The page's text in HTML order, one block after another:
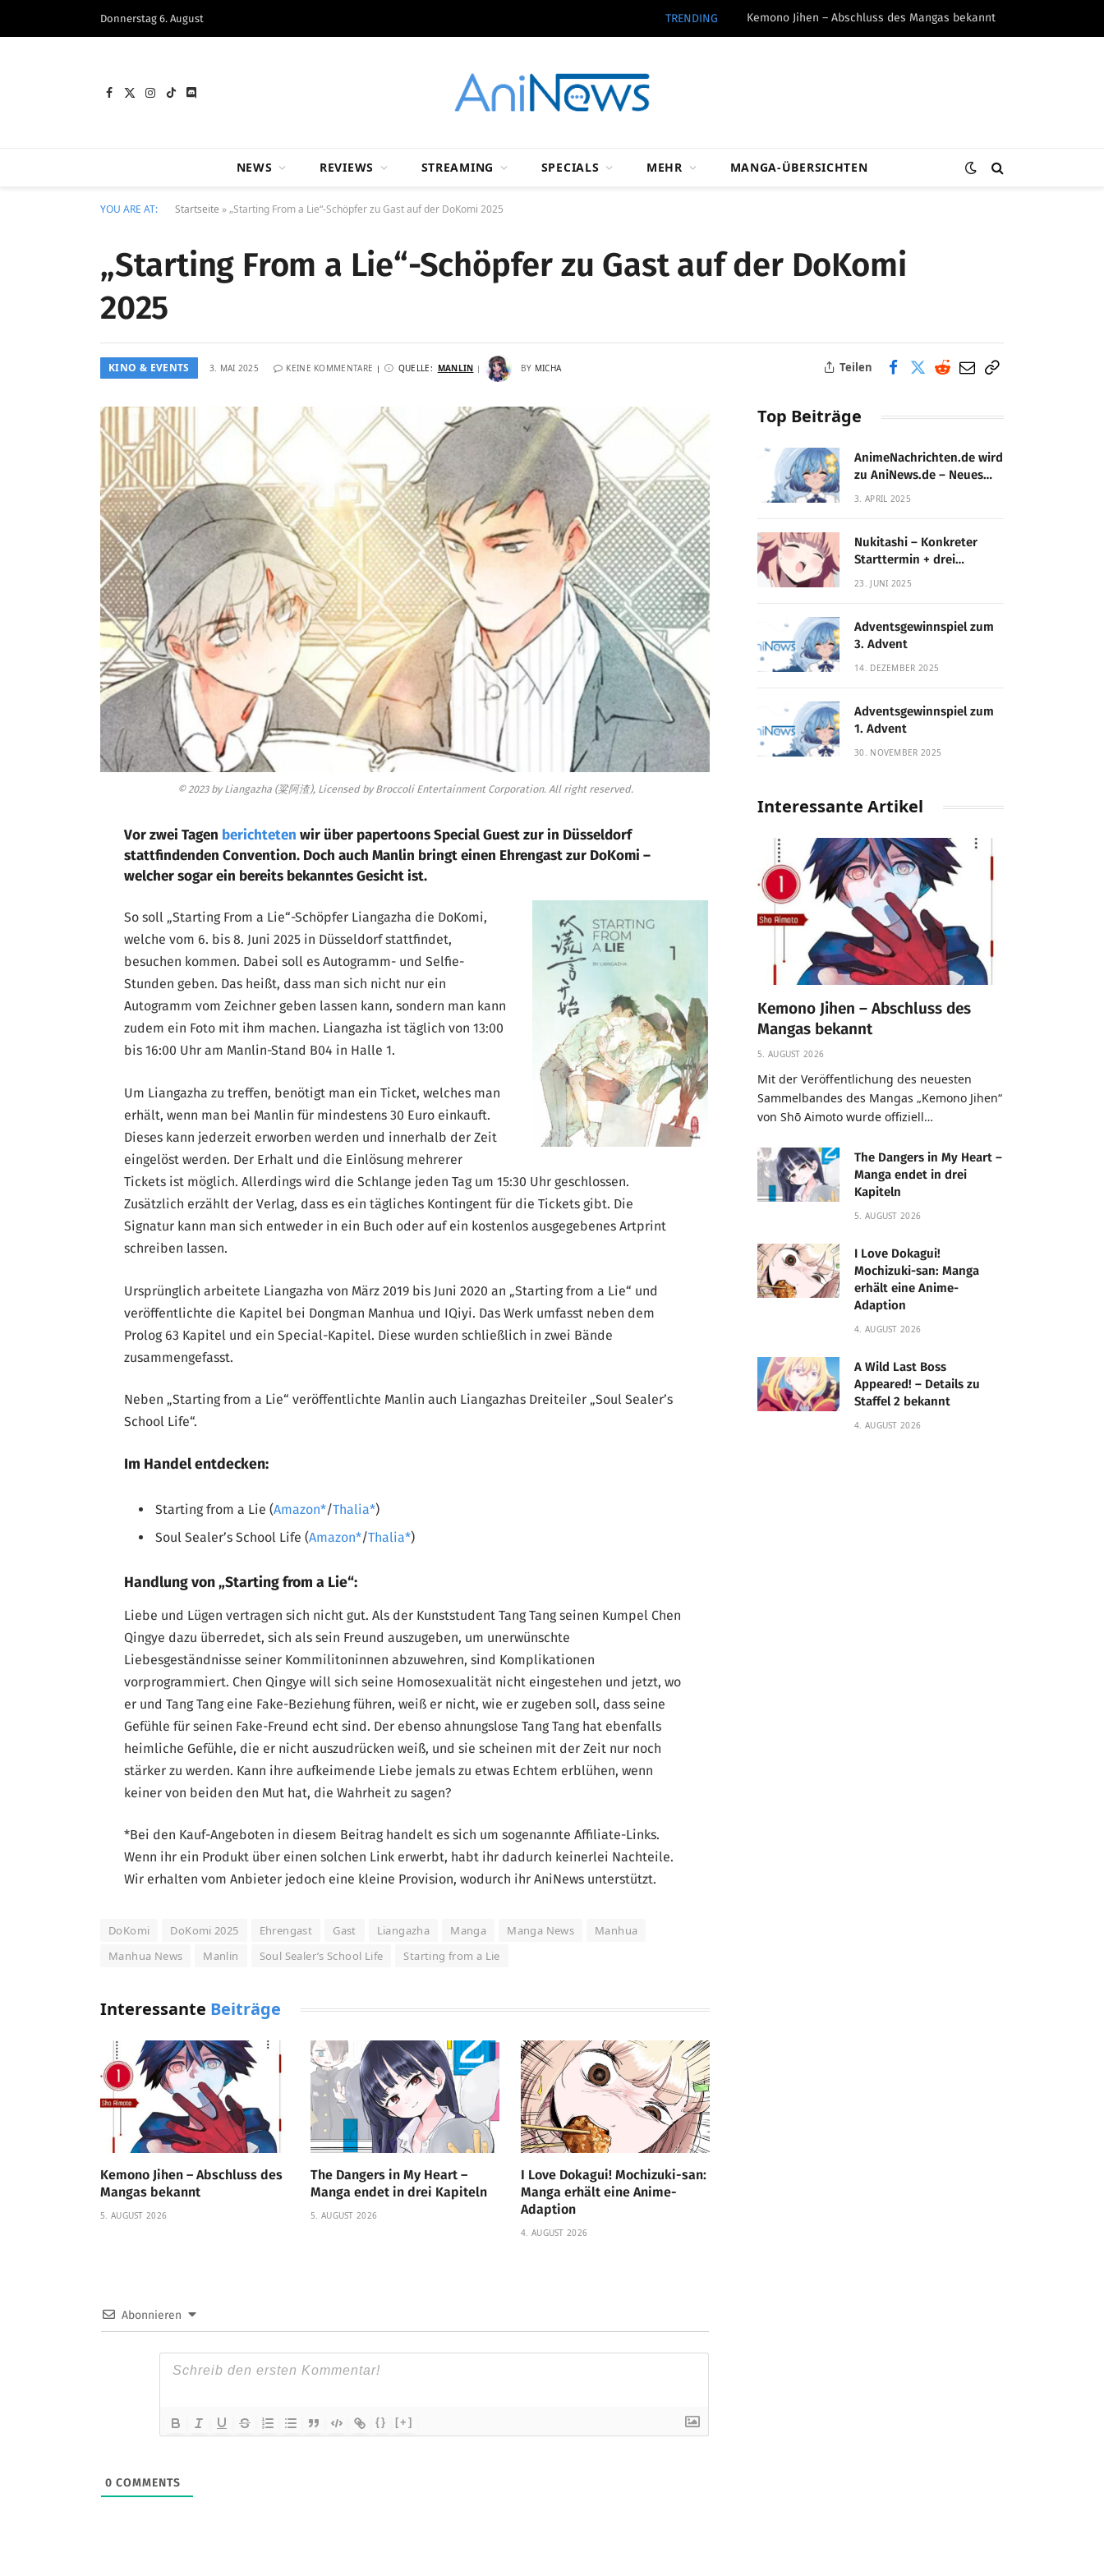
Donnerstag 6. August TRENDING Kemono Jihen – Abschluss des Mangas bekannt
Facebook
X
Instagram
TikTokDiscord
NEWS REVIEWS STREAMING SPECIALS MEHR MANGA-ÜBERSICHTEN
YOU ARE AT: Startseite »„Starting From a Lie“-Schöpfer zu Gast auf der DoKomi 2025
„Starting From a Lie“-Schöpfer zu Gast auf der DoKomi
2025
KINO & EVENTS 3. MAI 2025 KEINE KOMMENTARE QUELLE: MANLIN BY MICHA Teilen
© 2023 by Liangazha (粱阿渣), Licensed by Broccoli Entertainment Corporation. All right reserved.
Vor zwei Tagen berichtetenwir über papertoons Special Guest zur in Düsseldorf
stattfindenden Convention. Doch auch Manlin bringt einen Ehrengast zur DoKomi –
welcher sogar ein bereits bekanntes Gesicht ist.
So soll „Starting From a Lie“-Schöpfer Liangazha die DoKomi,
welche vom 6. bis 8. Juni 2025 in Düsseldorf stattfindet,
besuchen kommen. Dabei soll es Autogramm- und Selfie-
Stunden geben. Das heißt, dass man sich nicht nur ein
Autogramm vom Zeichner geben lassen kann, sondern man kann
zudem ein Foto mit ihm machen. Liangazha ist täglich von 13:00
bis 16:00 Uhr am Manlin-Stand B04 in Halle 1.
Um Liangazha zu treffen, benötigt man ein Ticket, welches man
erhält, wenn man bei Manlin für mindestens 30 Euro einkauft.
Dieses kann jederzeit erworben werden und innerhalb der Zeit
eingelöst werden. Der Erhalt und die Einlösung mehrerer
Tickets ist möglich. Allerdings wird die Schlange jeden Tag um 15:30 Uhr geschlossen.
Zusätzlich erzählt der Verlag, dass es ein tägliches Kontingent für die Tickets gibt. Die
Signatur kann man sich entweder in ein Buch oder auf ein kostenlos ausgegebenes Artprint
schreiben lassen.
Ursprünglich arbeitete Liangazha von März 2019 bis Juni 2020 an „Starting from a Lie“ und
veröffentlichte die Kapitel bei Dongman Manhua und IQiyi. Das Werk umfasst neben dem
Prolog 63 Kapitel und ein Special-Kapitel. Diese wurden schließlich in zwei Bände
zusammengefasst.
Neben „Starting from a Lie“ veröffentlichte Manlin auch Liangazhas Dreiteiler „Soul Sealer’s
School Life“.
Im Handel entdecken:
Starting from a Lie (Amazon /Thalia )
Soul Sealer’s School Life (Amazon /Thalia )
Handlung von „Starting from a Lie“:
Liebe und Lügen vertragen sich nicht gut. Als der Kunststudent Tang Tang seinen Kumpel Chen
Qingye dazu überredet, sich als sein Freund auszugeben, um unerwünschte
Liebesgeständnisse seiner Kommilitoninnen abzuwehren, sind Komplikationen
vorprogrammiert. Chen Qingye will sich seine Homosexualität nicht eingestehen und jetzt, wo
er und Tang Tang eine Fake-Beziehung führen, weiß er nicht, wie er zugeben soll, dass seine
Gefühle für seinen Fake-Freund echt sind. Der ebenso ahnungslose Tang Tang hat ebenfalls
heimliche Gefühle, die er nicht auszudrücken weiß, und sie scheinen mit der Zeit nur noch
stärker zu werden. Kann ihre aufkeimende Liebe jemals zu etwas Echtem erblühen, wenn
keiner von beiden den Mut hat, die Wahrheit zu sagen?
*Bei den Kauf-Angeboten in diesem Beitrag handelt es sich um sogenannte Affiliate-Links.
Wenn ihr ein Produkt über einen solchen Link erwerbt, habt ihr dadurch keinerlei Nachteile.
Wir erhalten vom Anbieter jedoch eine kleine Provision, wodurch ihr AniNews unterstützt.
DoKomi DoKomi 2025 Ehrengast Gast Liangazha Manga Manga News
Manhua
Manhua News
Manlin Soul Sealer’s School Life Starting from a Lie
Interessante Beiträge
Kemono Jihen – Abschluss des
Mangas bekannt
5. AUGUST 2026
The Dangers in My Heart –
Manga endet in drei Kapiteln
5. AUGUST 2026
I Love Dokagui! Mochizuki-san:
Manga erhält eine Anime-
Adaption
4. AUGUST 2026
Abonnieren
{} [+]
0 COMMENTS
Top Beiträge
AnimeNachrichten.de wird
zu AniNews.de – Neues
Design, gewohnte
3. APRIL 2025
Nukitashi – Konkreter
Starttermin + drei
Fassungen enthüllt
23. JUNI 2025
Adventsgewinnspiel zum
3. Advent
14. DEZEMBER 2025
Adventsgewinnspiel zum
1. Advent
30. NOVEMBER 2025
Interessante Artikel
Kemono Jihen – Abschluss des
Mangas bekannt
5. AUGUST 2026
Mit der Veröffentlichung des neuesten
Sammelbandes des Mangas „Kemono Jihen“
von Shō Aimoto wurde offiziell…
The Dangers in My Heart –
Manga endet in drei
Kapiteln
5. AUGUST 2026
I Love Dokagui!
Mochizuki-san: Manga
erhält eine Anime-
Adaption
4. AUGUST 2026
A Wild Last Boss
Appeared! – Details zu
Staffel 2 bekannt
4. AUGUST 2026